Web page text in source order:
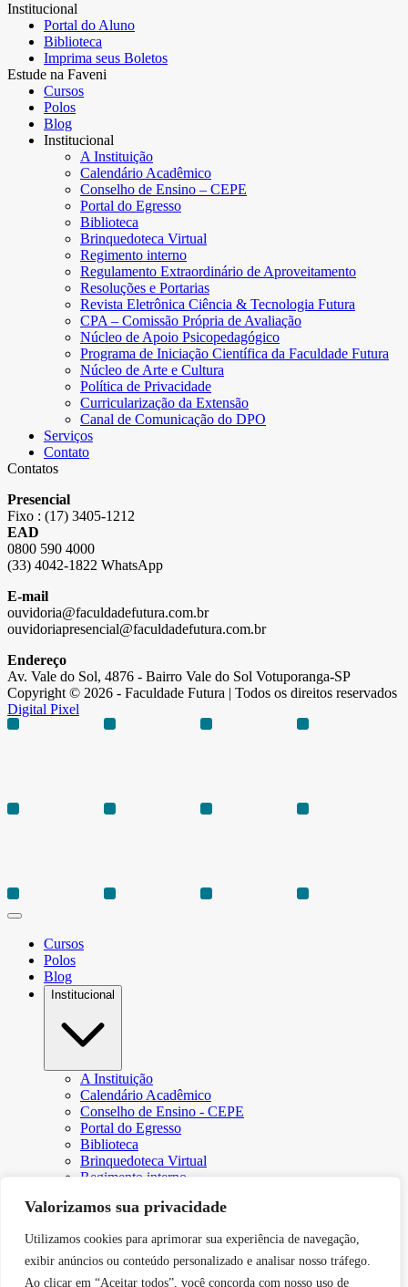
Valorizamos sua privacidade
Utilizamos cookies para aprimorar sua experiência de navegação,
exibir anúncios ou conteúdo personalizado e analisar nosso tráfego.
Ao clicar em “Aceitar todos”, você concorda com nosso uso de
Institucional
Portal do Aluno
Biblioteca
Imprima seus Boletos
Estude na Faveni
Cursos
Polos
Blog
Institucional
A Instituição
Calendário Acadêmico
Conselho de Ensino – CEPE
Portal do Egresso
Biblioteca
Brinquedoteca Virtual
Regimento interno
Regulamento Extraordinário de Aproveitamento
Resoluções e Portarias
Revista Eletrônica Ciência & Tecnologia Futura
CPA – Comissão Própria de Avaliação
Núcleo de Apoio Psicopedagógico
Programa de Iniciação Científica da Faculdade Futura
Núcleo de Arte e Cultura
Política de Privacidade
Curricularização da Extensão
Canal de Comunicação do DPO
Serviços
Contato
Contatos
Presencial
Fixo : (17) 3405-1212
EAD
0800 590 4000
(33) 4042-1822 WhatsApp
E-mail
ouvidoria@faculdadefutura.com.br
ouvidoriapresencial@faculdadefutura.com.br
Endereço
Av. Vale do Sol, 4876 - Bairro Vale do Sol Votuporanga-SP
Copyright © 2026 - Faculdade Futura | Todos os direitos reservados
Digital Pixel
Cursos
Polos
Blog
Institucional
A Instituição
Calendário Acadêmico
Conselho de Ensino - CEPE
Portal do Egresso
Biblioteca
Brinquedoteca Virtual
Regimento interno
Resoluções e Portarias
CPA – Comissão Própria de Avaliação
Núcleo de Apoio Psicopedagógico
Programa de Iniciação Científica da Faculdade Futura